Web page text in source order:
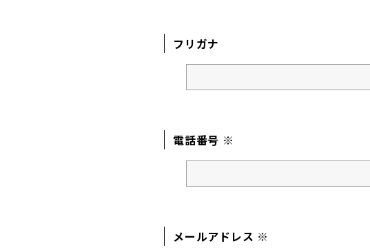
フリガナ
電話番号 ※
メールアドレス ※